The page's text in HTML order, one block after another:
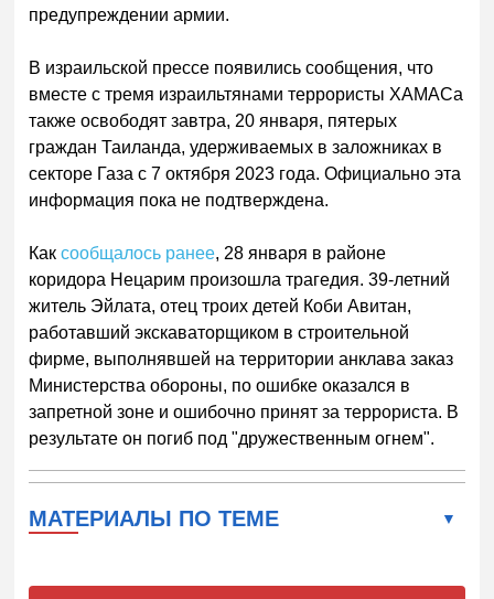
предупреждении армии.
В израильской прессе появились сообщения, что
вместе с тремя израильтянами террористы ХАМАСа
также освободят завтра, 20 января, пятерых
граждан Таиланда, удерживаемых в заложниках в
секторе Газа с 7 октября 2023 года. Официально эта
информация пока не подтверждена.
Каксообщалось ранее, 28 января в районе
коридора Нецарим произошла трагедия. 39-летний
житель Эйлата, отец троих детей Коби Авитан,
работавший экскаваторщиком в строительной
фирме, выполнявшей на территории анклава заказ
Министерства обороны, по ошибке оказался в
запретной зоне и ошибочно принят за террориста. В
результате он погиб под "дружественным огнем".
МАТЕРИАЛЫ ПО ТЕМЕ